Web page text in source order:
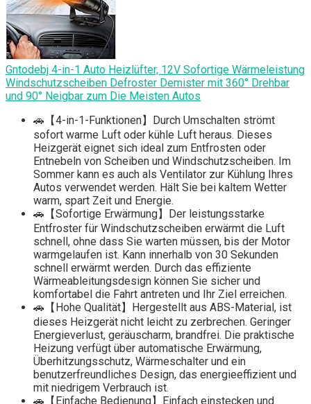
Gntodebj 4-in-1 Auto Heizlüfter, 12V Sofortige Wärmeleistung
Windschutzscheiben Defroster Demister mit 360° Drehbar
und 90° Neigbar zum Die Meisten Autos
🚗【4-in-1-Funktionen】Durch Umschalten strömt
sofort warme Luft oder kühle Luft heraus. Dieses
Heizgerät eignet sich ideal zum Entfrosten oder
Entnebeln von Scheiben und Windschutzscheiben. Im
Sommer kann es auch als Ventilator zur Kühlung Ihres
Autos verwendet werden. Hält Sie bei kaltem Wetter
warm, spart Zeit und Energie.
🚗【Sofortige Erwärmung】Der leistungsstarke
Entfroster für Windschutzscheiben erwärmt die Luft
schnell, ohne dass Sie warten müssen, bis der Motor
warmgelaufen ist. Kann innerhalb von 30 Sekunden
schnell erwärmt werden. Durch das effiziente
Wärmeableitungsdesign können Sie sicher und
komfortabel die Fahrt antreten und Ihr Ziel erreichen.
🚗【Hohe Qualität】Hergestellt aus ABS-Material, ist
dieses Heizgerät nicht leicht zu zerbrechen. Geringer
Energieverlust, geräuscharm, brandfrei. Die praktische
Heizung verfügt über automatische Erwärmung,
Überhitzungsschutz, Wärmeschalter und ein
benutzerfreundliches Design, das energieeffizient und
mit niedrigem Verbrauch ist.
🚗【Einfache Bedienung】Einfach einstecken und